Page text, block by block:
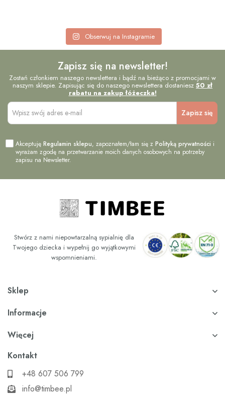
Obserwuj na Instagramie
Zapisz się na newsletter!
Zostań członkiem naszego newslettera i bądź na bieżąco z promocjami w
naszym sklepie. Zapisując się do naszego newslettera dostaniesz 50 zł
rabatu na zakup łóżeczka!
AkceptujęRegulamin sklepu, zapoznałem/łam się zPolityką prywatności i
wyrażam zgodę na przetwarzanie moich danych osobowych na potrzeby
zapisu na Newsletter.
Stwórz z nami niepowtarzalną sypialnię dla
Twojego dziecka i wypełnij go wyjątkowymi
wspomnieniami.
Sklep
Informacje
Więcej
Kontakt
+48 607 506 799
info@timbee.pl